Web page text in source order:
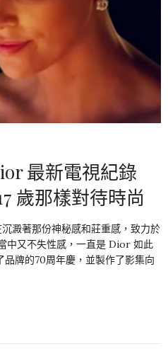
最新電視紀錄
歲那樣對待時尚
澱著那份神秘感和莊重感，致力於
中又不失性感，一直是 Dior 如此
牌的70周年慶，並製作了影集向